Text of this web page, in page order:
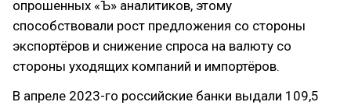
опрошенных «Ъ» аналитиков, этому
способствовали рост предложения со стороны
экспортёров и снижение спроса на валюту со
стороны уходящих компаний и импортёров.
В апреле 2023-го российские банки выдали 109,5